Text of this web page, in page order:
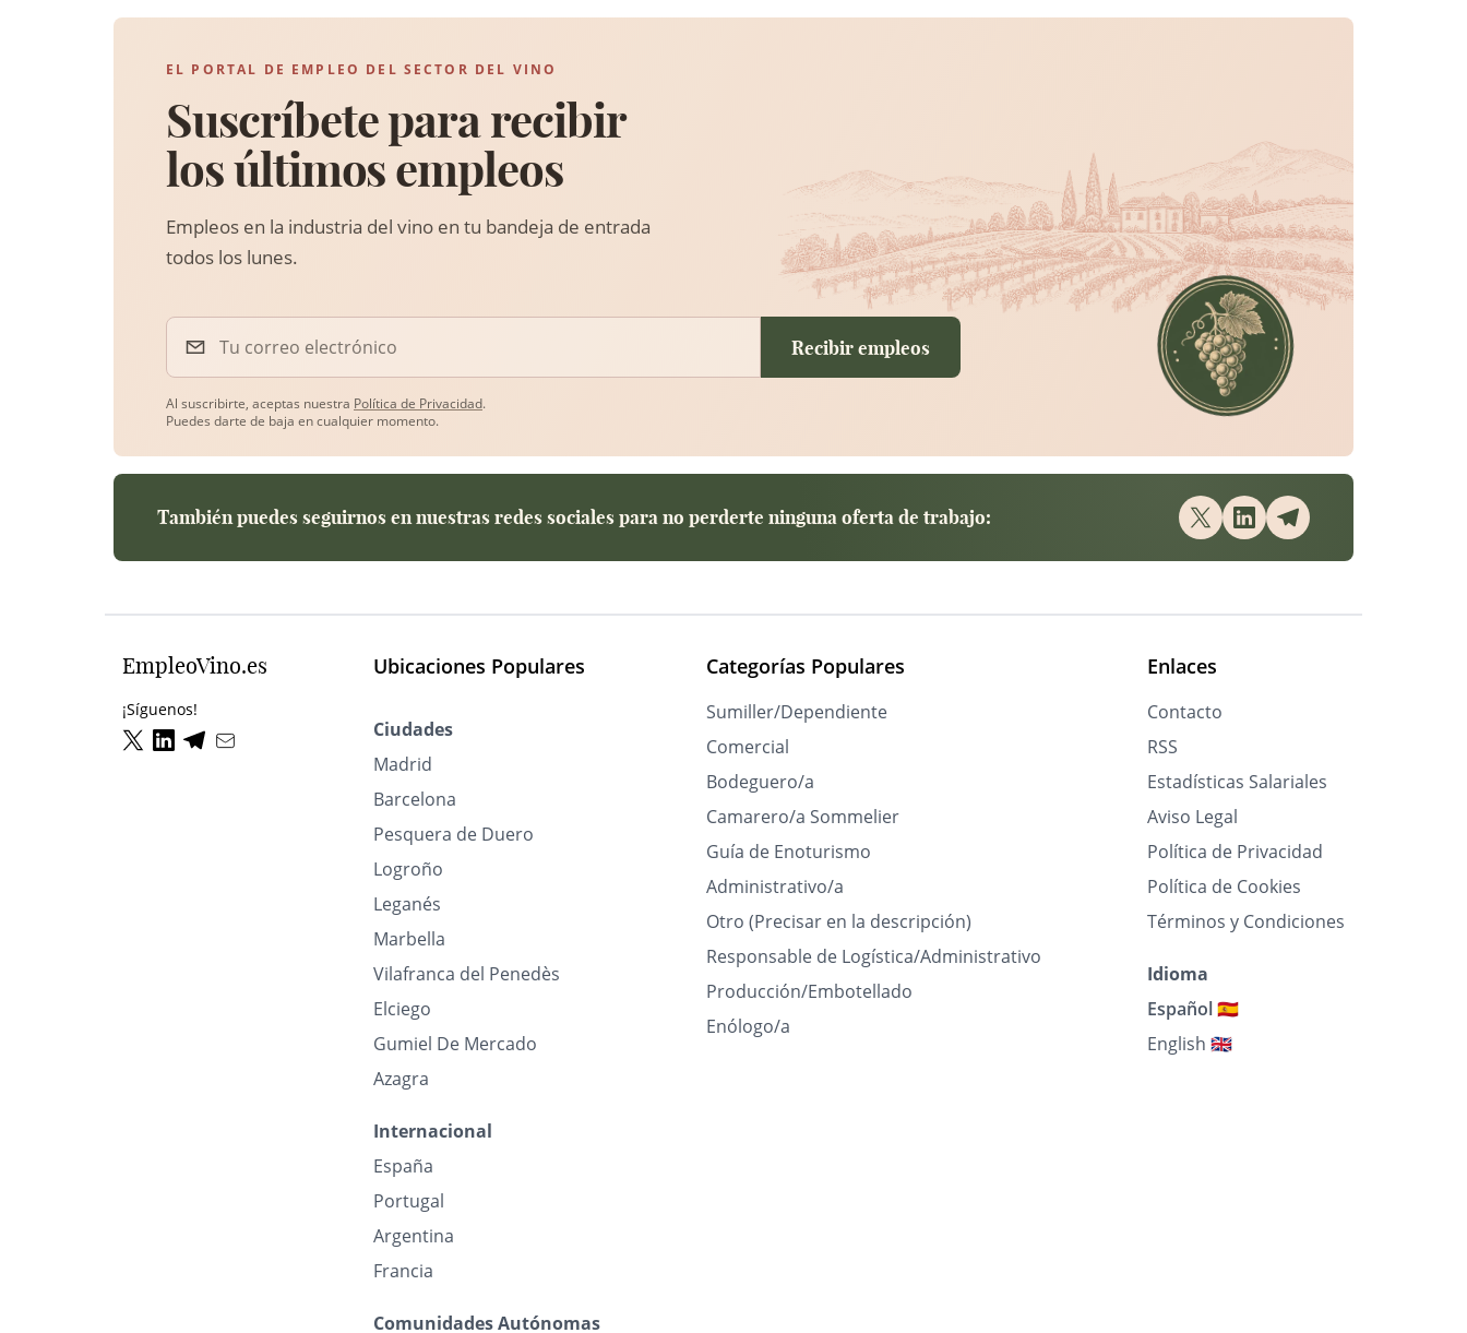
EL PORTAL DE EMPLEO DEL SECTOR DEL VINO
Suscríbete para recibir
los últimos empleos
Empleos en la industria del vino en tu bandeja de entrada
todos los lunes.
Tu correo electrónico Recibir empleos
Al suscribirte, aceptas nuestra Política de Privacidad.
Puedes darte de baja en cualquier momento.
También puedes seguirnos en nuestras redes sociales para no perderte ninguna oferta de trabajo:
EmpleoVino.es
¡Síguenos!
Ubicaciones Populares
Ciudades
Madrid
Barcelona
Pesquera de Duero
Logroño
Leganés
Marbella
Vilafranca del Penedès
Elciego
Gumiel De Mercado
Azagra
Internacional
España
Portugal
Argentina
Francia
Comunidades Autónomas
Categorías Populares
Sumiller/Dependiente
Comercial
Bodeguero/a
Camarero/a Sommelier
Guía de Enoturismo
Administrativo/a
Otro (Precisar en la descripción)
Responsable de Logística/Administrativo
Producción/Embotellado
Enólogo/a
Enlaces
Contacto
RSS
Estadísticas Salariales
Aviso Legal
Política de Privacidad
Política de Cookies
Términos y Condiciones
Idioma
Español 🇪🇸
English 🇬🇧